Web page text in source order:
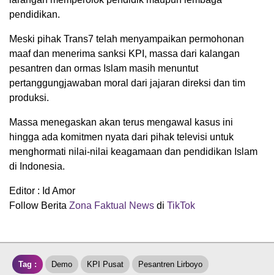
pendidikan.
Meski pihak Trans7 telah menyampaikan permohonan
maaf dan menerima sanksi KPI, massa dari kalangan
pesantren dan ormas Islam masih menuntut
pertanggungjawaban moral dari jajaran direksi dan tim
produksi.
Massa menegaskan akan terus mengawal kasus ini
hingga ada komitmen nyata dari pihak televisi untuk
menghormati nilai-nilai keagamaan dan pendidikan Islam
di Indonesia.
Editor : Id Amor
Follow Berita Zona Faktual News di TikTok
Tag : Demo KPI Pusat Pesantren Lirboyo